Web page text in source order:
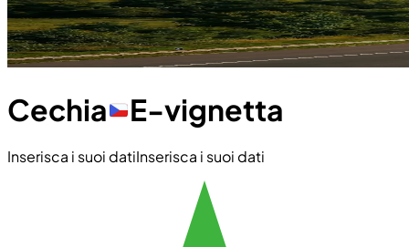
Cechia E-vignetta
Inserisca i suoi datiInserisca i suoi dati